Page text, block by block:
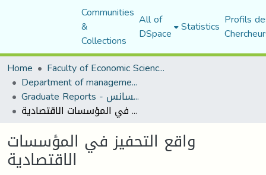
Communities
&
Collections
All of
DSpace Statistics Profils
Home
Faculty of Economic Sciences, Commerce and Management Sciences
Department of management sciences
Graduate Reports - تقارير الليسانس
واقع التحفيز في المؤسسات الاقتصادية
واقع التحفيز في المؤسسات
الاقتصادية